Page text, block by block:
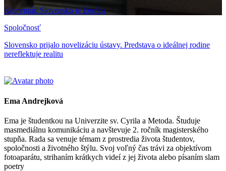
Komentár: Slovensko je Európa
Spoločnosť
Slovensko prijalo novelizáciu ústavy. Predstava o ideálnej rodine
nereflektuje realitu
Ema Andrejková
Ema je študentkou na Univerzite sv. Cyrila a Metoda. Študuje
masmediálnu komunikáciu a navštevuje 2. ročník magisterského
stupňa. Rada sa venuje témam z prostredia života študentov,
spoločnosti a životného štýlu. Svoj voľný čas trávi za objektívom
fotoaparátu, strihaním krátkych videí z jej života alebo písaním slam
poetry